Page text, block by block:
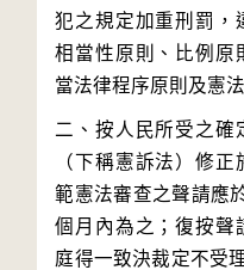
犯之規定加重刑罰，
相當性原則、比例原
二、按人民所受之確
（下稱憲訴法）修
範憲法審查之聲請應
個月內為之；復按聲
庭得一致決裁定不受